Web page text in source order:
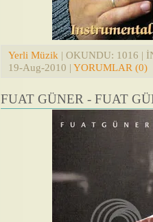
Yerli Müzik | OKUNDU: 1016 |
19-Aug-2010 | YORUMLAR (0)
FUAT GÜNER - FUAT